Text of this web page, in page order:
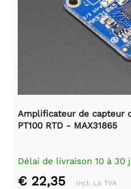
Amplificateur de capteur
PT100 RTD - MAX31865
Délai de livraison 10 à 30
€ 22,35 Incl. La TVA